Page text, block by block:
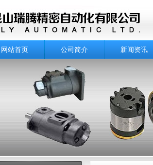
网站首页 公司简介 新闻资讯